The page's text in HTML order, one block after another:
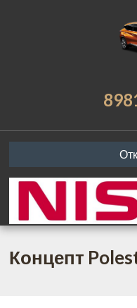
Концепт